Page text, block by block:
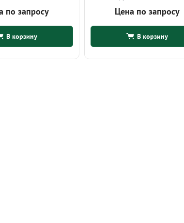
по запросу
В корзину
Цена по запросу
В корзину